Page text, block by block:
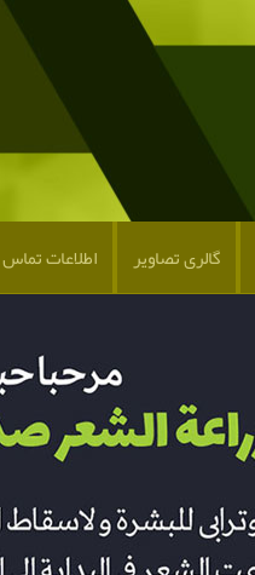
گالری تصاویر اطلاعات تماس